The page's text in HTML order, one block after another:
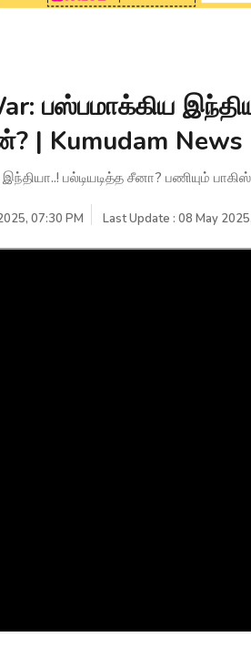
பஸ்பமாக்கிய
| Kumudam News
பல்டியடித்த சீனா? பணியும்
07:30 PM Last Update : 08 May